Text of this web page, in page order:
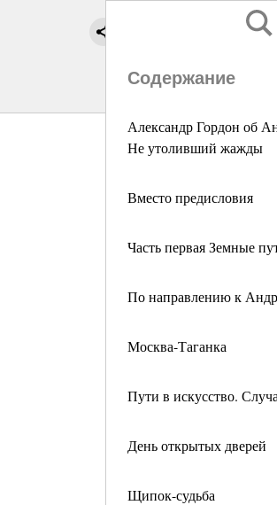
Содержание
Александр Гордон об
Не утоливший жажды
Вместо предисловия
Часть первая Земные
По направлению к
Москва-Таганка
Пути в искусство.
День открытых дверей
Щипок-судьба